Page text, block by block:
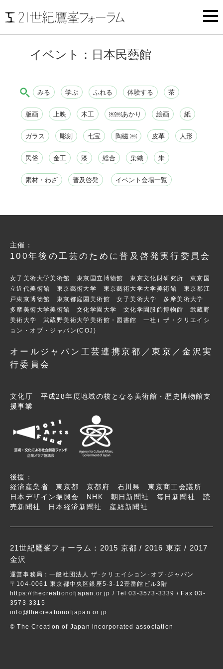
イベント：日本民藝館
みる 学ぶ ふれる 体験する 茶
版画 上映 木工 ￼￼あかり 絵画 紙
ガラス 彫刻 七宝 陶磁 ￼ 皮革 人形
民俗 金工 漆 総合 染織 朱
素材・わざ 普及啓発 イベント会場一覧
主催：
100年後の工芸のために普及啓発実行委員会
女子美術大学美術館 東京国立博物館 東京文化財研究所 東京国
立近代美術館 東京藝術大学 東京藝術大学大学美術館 東京都江
戸東京博物館 東京都庭園美術館 女子美術大学 多摩美術大学
多摩美術大学美術館 文化学園大学 文化学園服飾博物館 武蔵野
美術大学 武蔵野美術大学美術館・図書館 一社）ザ・クリエイシ
ョン・オブ・ジャパン(COJ)
オールジャパン工芸連携京都／東京／金沢実
行委員会
文化庁 平成28年度地域の核となる美術館・歴史博物館支
援事業
後援：
経済産業省 東京都 京都府 石川県 東京商工会議所
日本デザイン振興会 NHK 朝日新聞社 毎日新聞社 読
売新聞社 日本経済新聞社 産経新聞社
21世紀鷹峯フォーラム： 2015 京都 / 2016 東京 / 2017
金沢
運営事務局：一般社団法人 ザ･クリエイション･オブ･ジャパン
〒104-0061 東京都中央区銀座5-3-12壹番館ビル3階
https://thecreationofjapan.or.jp / Tel 03-3573-3339 / Fax 03-
3573-3315
info@thecreationofjapan.or.jp
© The Creation of Japan incorporated association